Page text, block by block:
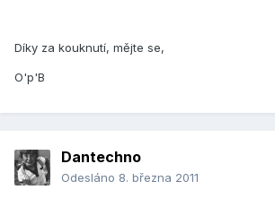
Díky za kouknutí, mějte se,
O'p'B
Dantechno
Odesláno 8. března 2011